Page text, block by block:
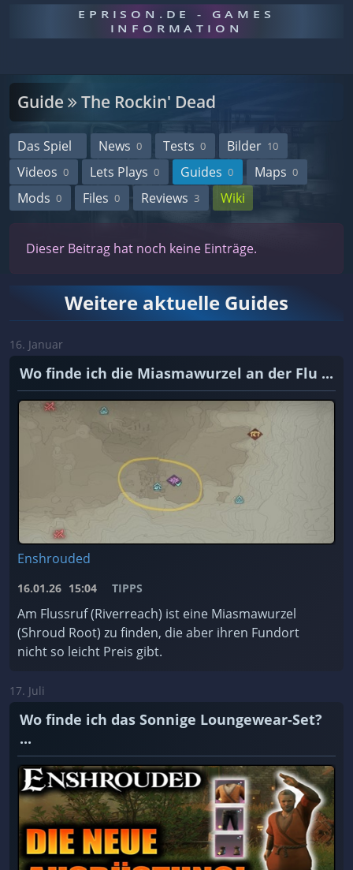
EPRISON.DE - GAMES
INFORMATION
Guide The Rockin' Dead
Das Spiel News 0 Tests 0 Bilder 10
Videos 0 Lets Plays 0 Guides 0 Maps 0
Mods 0 Files 0 Reviews 3 Wiki
Dieser Beitrag hat noch keine Einträge.
Weitere aktuelle Guides
16. Januar
Wo finde ich die Miasmawurzel an der Flu ...
Enshrouded
16.01.26 15:04 TIPPS
Am Flussruf (Riverreach) ist eine Miasmawurzel
(Shroud Root) zu finden, die aber ihren Fundort
nicht so leicht Preis gibt.
17. Juli
Wo finde ich das Sonnige Loungewear-Set?
...